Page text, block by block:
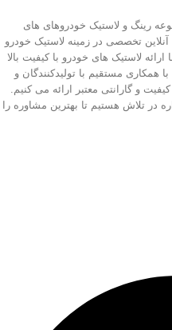
رینگ و لاستیک خودروهای های
تخصصی در زمینه لاستیک خودرو
هدف ما ارائه لاستیک های خودرو با کیفیت بالا
مستقیم با تولیدکنندگان و
و گارانتی معتبر ارائه می کنیم.
در تلاش هستیم تا بهترین مشاوره را